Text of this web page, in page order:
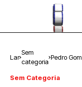
Lar
Sem
categoria
Pedro
Sem Categoria